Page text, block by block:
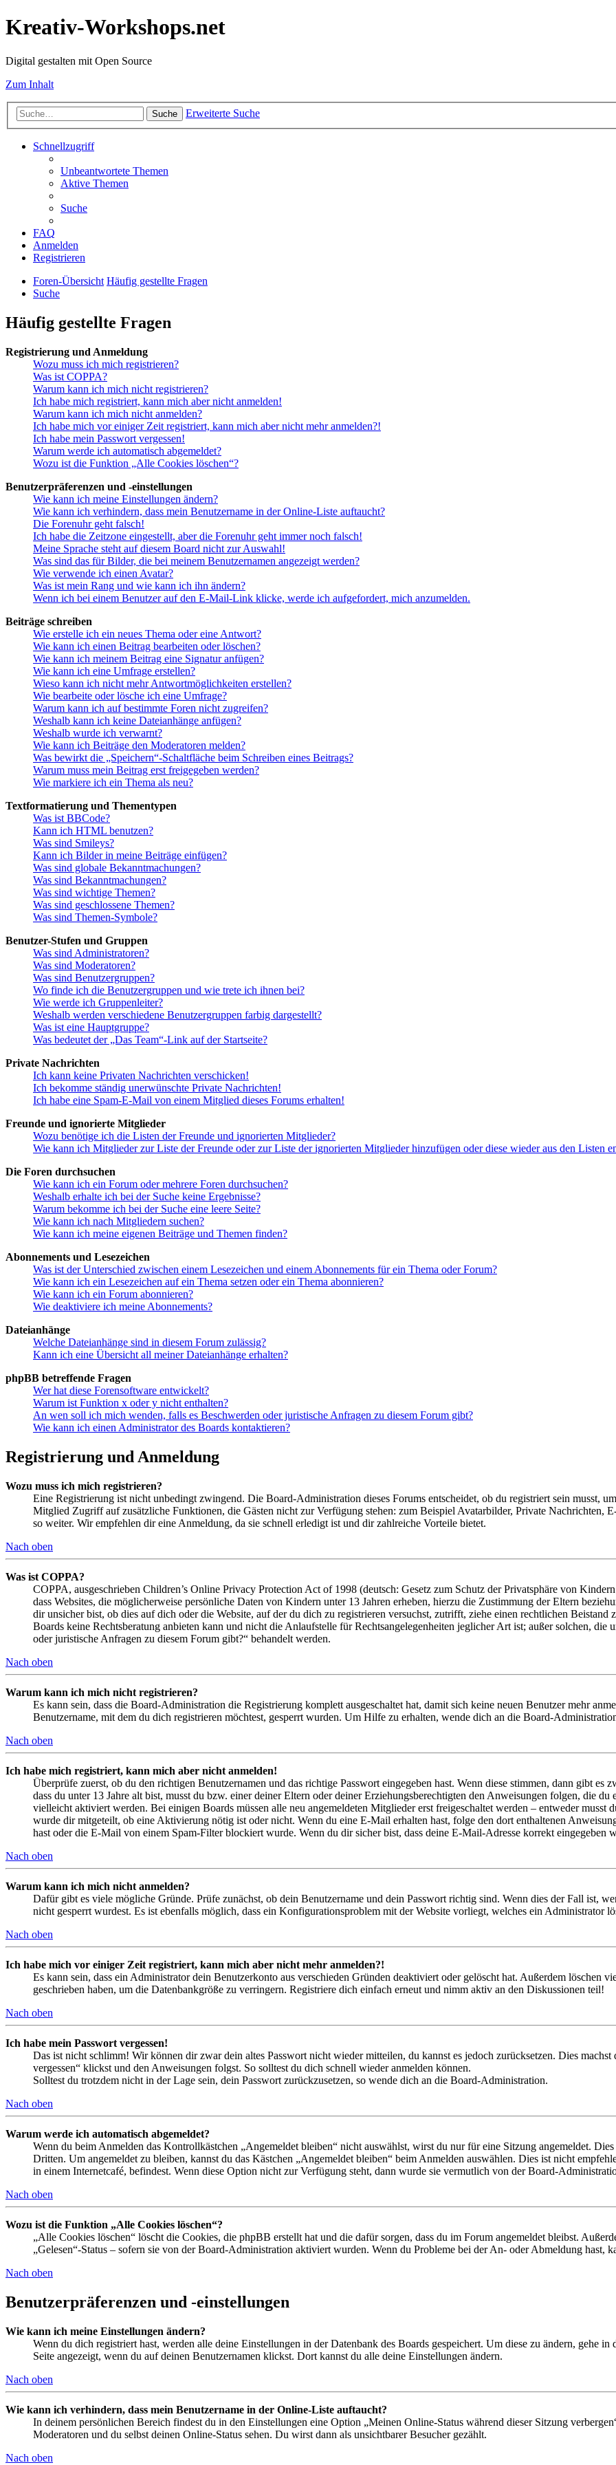
Kreativ-Workshops.net
Digital gestalten mit Open Source
Zum Inhalt
Suche Erweiterte Suche
Schnellzugriff
Unbeantwortete Themen
Aktive Themen
Suche
FAQ
Anmelden
Registrieren
Foren-Übersicht Häufig gestellte Fragen
Suche
Häufig gestellte Fragen
Registrierung und Anmeldung
Wozu muss ich mich registrieren?
Was ist COPPA?
Warum kann ich mich nicht registrieren?
Ich habe mich registriert, kann mich aber nicht anmelden!
Warum kann ich mich nicht anmelden?
Ich habe mich vor einiger Zeit registriert, kann mich aber nicht mehr anmelden?!
Ich habe mein Passwort vergessen!
Warum werde ich automatisch abgemeldet?
Wozu ist die Funktion „Alle Cookies löschen“?
Benutzerpräferenzen und -einstellungen
Wie kann ich meine Einstellungen ändern?
Wie kann ich verhindern, dass mein Benutzername in der Online-Liste auftaucht?
Die Forenuhr geht falsch!
Ich habe die Zeitzone eingestellt, aber die Forenuhr geht immer noch falsch!
Meine Sprache steht auf diesem Board nicht zur Auswahl!
Was sind das für Bilder, die bei meinem Benutzernamen angezeigt werden?
Wie verwende ich einen Avatar?
Was ist mein Rang und wie kann ich ihn ändern?
Wenn ich bei einem Benutzer auf den E-Mail-Link klicke, werde ich aufgefordert, mich anzumelden.
Beiträge schreiben
Wie erstelle ich ein neues Thema oder eine Antwort?
Wie kann ich einen Beitrag bearbeiten oder löschen?
Wie kann ich meinem Beitrag eine Signatur anfügen?
Wie kann ich eine Umfrage erstellen?
Wieso kann ich nicht mehr Antwortmöglichkeiten erstellen?
Wie bearbeite oder lösche ich eine Umfrage?
Warum kann ich auf bestimmte Foren nicht zugreifen?
Weshalb kann ich keine Dateianhänge anfügen?
Weshalb wurde ich verwarnt?
Wie kann ich Beiträge den Moderatoren melden?
Was bewirkt die „Speichern“-Schaltfläche beim Schreiben eines Beitrags?
Warum muss mein Beitrag erst freigegeben werden?
Wie markiere ich ein Thema als neu?
Textformatierung und Thementypen
Was ist BBCode?
Kann ich HTML benutzen?
Was sind Smileys?
Kann ich Bilder in meine Beiträge einfügen?
Was sind globale Bekanntmachungen?
Was sind Bekanntmachungen?
Was sind wichtige Themen?
Was sind geschlossene Themen?
Was sind Themen-Symbole?
Benutzer-Stufen und Gruppen
Was sind Administratoren?
Was sind Moderatoren?
Was sind Benutzergruppen?
Wo finde ich die Benutzergruppen und wie trete ich ihnen bei?
Wie werde ich Gruppenleiter?
Weshalb werden verschiedene Benutzergruppen farbig dargestellt?
Was ist eine Hauptgruppe?
Was bedeutet der „Das Team“-Link auf der Startseite?
Private Nachrichten
Ich kann keine Privaten Nachrichten verschicken!
Ich bekomme ständig unerwünschte Private Nachrichten!
Ich habe eine Spam-E-Mail von einem Mitglied dieses Forums erhalten!
Freunde und ignorierte Mitglieder
Wozu benötige ich die Listen der Freunde und ignorierten Mitglieder?
Wie kann ich Mitglieder zur Liste der Freunde oder zur Liste der ignorierten Mitglieder hinzufügen oder diese wieder aus den Listen
Die Foren durchsuchen
Wie kann ich ein Forum oder mehrere Foren durchsuchen?
Weshalb erhalte ich bei der Suche keine Ergebnisse?
Warum bekomme ich bei der Suche eine leere Seite?
Wie kann ich nach Mitgliedern suchen?
Wie kann ich meine eigenen Beiträge und Themen finden?
Abonnements und Lesezeichen
Was ist der Unterschied zwischen einem Lesezeichen und einem Abonnements für ein Thema oder Forum?
Wie kann ich ein Lesezeichen auf ein Thema setzen oder ein Thema abonnieren?
Wie kann ich ein Forum abonnieren?
Wie deaktiviere ich meine Abonnements?
Dateianhänge
Welche Dateianhänge sind in diesem Forum zulässig?
Kann ich eine Übersicht all meiner Dateianhänge erhalten?
phpBB betreffende Fragen
Wer hat diese Forensoftware entwickelt?
Warum ist Funktion x oder y nicht enthalten?
An wen soll ich mich wenden, falls es Beschwerden oder juristische Anfragen zu diesem Forum gibt?
Wie kann ich einen Administrator des Boards kontaktieren?
Registrierung und Anmeldung
Wozu muss ich mich registrieren?
Eine Registrierung ist nicht unbedingt zwingend. Die Board-Administration dieses Forums entscheidet, ob du registriert sein musst,
Mitglied Zugriff auf zusätzliche Funktionen, die Gästen nicht zur Verfügung stehen: zum Beispiel Avatarbilder, Private Nachrichten,
so weiter. Wir empfehlen dir eine Anmeldung, da sie schnell erledigt ist und dir zahlreiche Vorteile bietet.
Nach oben
Was ist COPPA?
COPPA, ausgeschrieben Children’s Online Privacy Protection Act of 1998 (deutsch: Gesetz zum Schutz der Privatsphäre von
dass Websites, die möglicherweise persönliche Daten von Kindern unter 13 Jahren erheben, hierzu die Zustimmung der Eltern
dir unsicher bist, ob dies auf dich oder die Website, auf der du dich zu registrieren versuchst, zutrifft, ziehe einen rechtlichen
Boards keine Rechtsberatung anbieten kann und nicht die Anlaufstelle für Rechtsangelegenheiten jeglicher Art ist; außer solchen,
oder juristische Anfragen zu diesem Forum gibt?“ behandelt werden.
Nach oben
Warum kann ich mich nicht registrieren?
Es kann sein, dass die Board-Administration die Registrierung komplett ausgeschaltet hat, damit sich keine neuen Benutzer mehr
Benutzername, mit dem du dich registrieren möchtest, gesperrt wurden. Um Hilfe zu erhalten, wende dich an die Board-
Nach oben
Ich habe mich registriert, kann mich aber nicht anmelden!
Überprüfe zuerst, ob du den richtigen Benutzernamen und das richtige Passwort eingegeben hast. Wenn diese stimmen, dann gibt es
dass du unter 13 Jahre alt bist, musst du bzw. einer deiner Eltern oder deiner Erziehungsberechtigten den Anweisungen folgen, die
vielleicht aktiviert werden. Bei einigen Boards müssen alle neu angemeldeten Mitglieder erst freigeschaltet werden – entweder musst
wurde dir mitgeteilt, ob eine Aktivierung nötig ist oder nicht. Wenn du eine E-Mail erhalten hast, folge den dort enthaltenen
hast oder die E-Mail von einem Spam-Filter blockiert wurde. Wenn du dir sicher bist, dass deine E-Mail-Adresse korrekt eingegeben
Nach oben
Warum kann ich mich nicht anmelden?
Dafür gibt es viele mögliche Gründe. Prüfe zunächst, ob dein Benutzername und dein Passwort richtig sind. Wenn dies der Fall ist,
nicht gesperrt wurdest. Es ist ebenfalls möglich, dass ein Konfigurationsproblem mit der Website vorliegt, welches ein Administrator
Nach oben
Ich habe mich vor einiger Zeit registriert, kann mich aber nicht mehr anmelden?!
Es kann sein, dass ein Administrator dein Benutzerkonto aus verschieden Gründen deaktiviert oder gelöscht hat. Außerdem löschen
geschrieben haben, um die Datenbankgröße zu verringern. Registriere dich einfach erneut und nimm aktiv an den Diskussionen teil!
Nach oben
Ich habe mein Passwort vergessen!
Das ist nicht schlimm! Wir können dir zwar dein altes Passwort nicht wieder mitteilen, du kannst es jedoch zurücksetzen. Dies
vergessen“ klickst und den Anweisungen folgst. So solltest du dich schnell wieder anmelden können.
Solltest du trotzdem nicht in der Lage sein, dein Passwort zurückzusetzen, so wende dich an die Board-Administration.
Nach oben
Warum werde ich automatisch abgemeldet?
Wenn du beim Anmelden das Kontrollkästchen „Angemeldet bleiben“ nicht auswählst, wirst du nur für eine Sitzung angemeldet.
Dritten. Um angemeldet zu bleiben, kannst du das Kästchen „Angemeldet bleiben“ beim Anmelden auswählen. Dies ist nicht
in einem Internetcafé, befindest. Wenn diese Option nicht zur Verfügung steht, dann wurde sie vermutlich von der Board-
Nach oben
Wozu ist die Funktion „Alle Cookies löschen“?
„Alle Cookies löschen“ löscht die Cookies, die phpBB erstellt hat und die dafür sorgen, dass du im Forum angemeldet bleibst.
„Gelesen“-Status – sofern sie von der Board-Administration aktiviert wurden. Wenn du Probleme bei der An- oder Abmeldung hast,
Nach oben
Benutzerpräferenzen und -einstellungen
Wie kann ich meine Einstellungen ändern?
Wenn du dich registriert hast, werden alle deine Einstellungen in der Datenbank des Boards gespeichert. Um diese zu ändern, gehe
Seite angezeigt, wenn du auf deinen Benutzernamen klickst. Dort kannst du alle deine Einstellungen ändern.
Nach oben
Wie kann ich verhindern, dass mein Benutzername in der Online-Liste auftaucht?
In deinem persönlichen Bereich findest du in den Einstellungen eine Option „Meinen Online-Status während dieser Sitzung
Moderatoren und du selbst deinen Online-Status sehen. Du wirst dann als unsichtbarer Besucher gezählt.
Nach oben